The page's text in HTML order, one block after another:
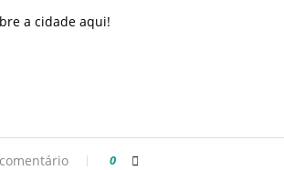
a cidade aqui!
0